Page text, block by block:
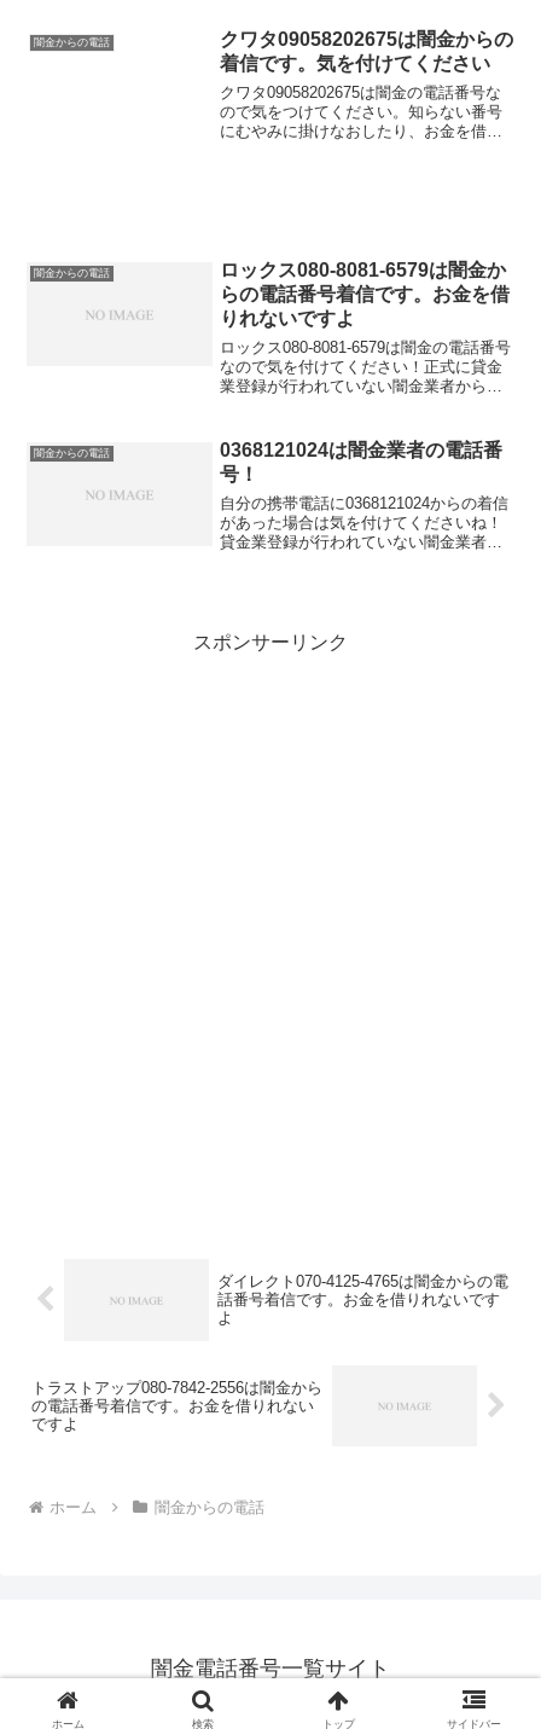
闇金からの電話
クワタ09058202675は闇金からの
着信です。気を付けてください
クワタ09058202675は闇金の電話番号な
ので気をつけてください。知らない番号
にむやみに掛けなおしたり、お金を借り
闇金からの電話
ロックス080-8081-6579は闇金か
らの電話番号着信です。お金を借
りれないですよ
ロックス080-8081-6579は闇金の電話番号
なので気を付けてください！正式に貸金
業登録が行われていない闇金業者からの
か？」「今ならすぐにご融資可能なので
条件だけでも...
闇金からの電話
0368121024は闇金業者の電話番
号！
自分の携帯電話に0368121024からの着信
があった場合は気を付けてくださいね！
貸金業登録が行われていない闇金業者か
スポンサーリンク
ダイレクト070-4125-4765は闇金からの電
話番号着信です。お金を借りれないです
よ
トラストアップ080-7842-2556は闇金から
の電話番号着信です。お金を借りれない
ですよ
ホーム 闇金からの電話
闇金電話番号一覧サイト
© 2014 闇金電話番号一覧サイト.
ホーム 検索 トップ サイドバー